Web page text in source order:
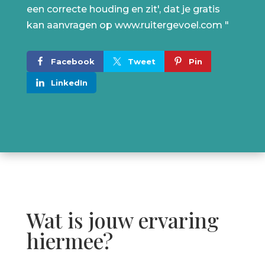
een correcte houding en zit', dat je gratis
kan aanvragen op www.ruitergevoel.com "
Facebook Tweet Pin
LinkedIn
Wat is jouw ervaring
hiermee?